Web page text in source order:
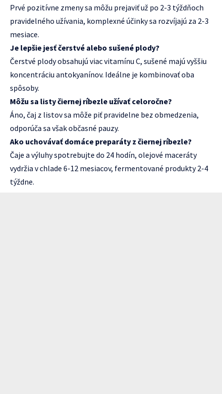
Prvé pozitívne zmeny sa môžu prejaviť už po 2-3 týždňoch
pravidelného užívania, komplexné účinky sa rozvíjajú za 2-3
mesiace.
Je lepšie jesť čerstvé alebo sušené plody?
Čerstvé plody obsahujú viac vitamínu C, sušené majú vyššiu
koncentráciu antokyanínov. Ideálne je kombinovať oba
spôsoby.
Môžu sa listy čiernej ríbezle užívať celoročne?
Áno, čaj z listov sa môže piť pravidelne bez obmedzenia,
odporúča sa však občasné pauzy.
Ako uchovávať domáce preparáty z čiernej ríbezle?
Čaje a výluhy spotrebujte do 24 hodín, olejové maceráty
vydržia v chlade 6-12 mesiacov, fermentované produkty 2-4
týždne.